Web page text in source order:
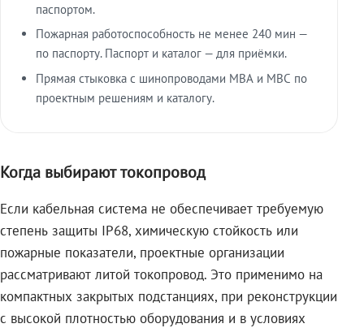
паспортом.
Пожарная работоспособность не менее 240 мин —
по паспорту. Паспорт и каталог — для приёмки.
Прямая стыковка с шинопроводами МВА и МВС по
проектным решениям и каталогу.
Когда выбирают токопровод
Если кабельная система не обеспечивает требуемую
степень защиты IP68, химическую стойкость или
пожарные показатели, проектные организации
рассматривают литой токопровод. Это применимо на
компактных закрытых подстанциях, при реконструкции
с высокой плотностью оборудования и в условиях